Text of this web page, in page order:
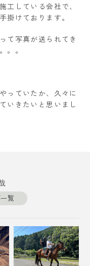
工している会社で、
掛けております。
て写真が送られてき
。。
っていたか、久々に
いきたいと思いまし
覧